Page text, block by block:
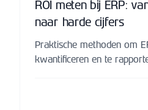
ROI meten bij ERP:
naar harde cijfers
Praktische methoden om
kwantificeren en te